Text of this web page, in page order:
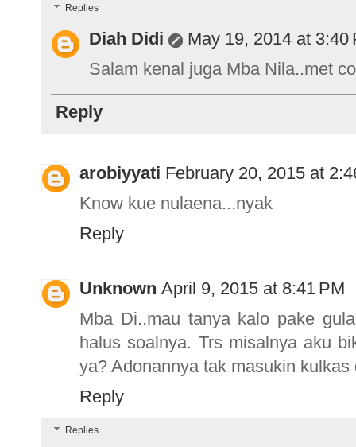
Replies
Diah Didi
May 19, 2014 at 3:40
Salam kenal juga Mba Nila..met
Reply
arobiyyati February 20, 2015 at
Know kue nulaena...nyak
Reply
Unknown April 9, 2015 at 8:41 PM
Mba Di..mau tanya kalo pake
halus soalnya. Trs misalnya aku
ya? Adonannya tak masukin kulkas
Reply
Replies